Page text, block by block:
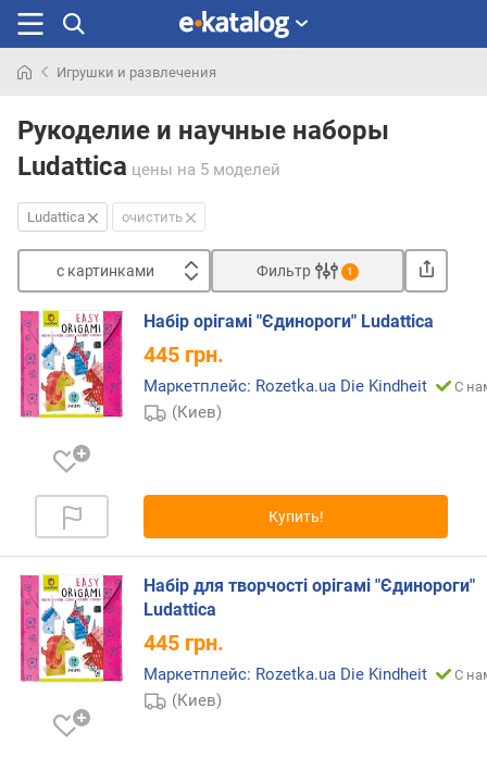
раньше
Игрушки и развлечения
Рукоделие и научные наборы
Ludattica цены на 5 моделей
Ludattica очистить
с картинками
с
к
а
р
и
н
к
м
о
т
д
е
е
Фильтр 1
Набір орігамі "Єдинороги" Ludattica
445 грн.
Маркетплейс: Rozetka.ua Die Kindheit С
(Киев)
Купить!
Набір для творчості орігамі "Єдинороги"
Ludattica
445 грн.
Маркетплейс: Rozetka.ua Die Kindheit С
(Киев)